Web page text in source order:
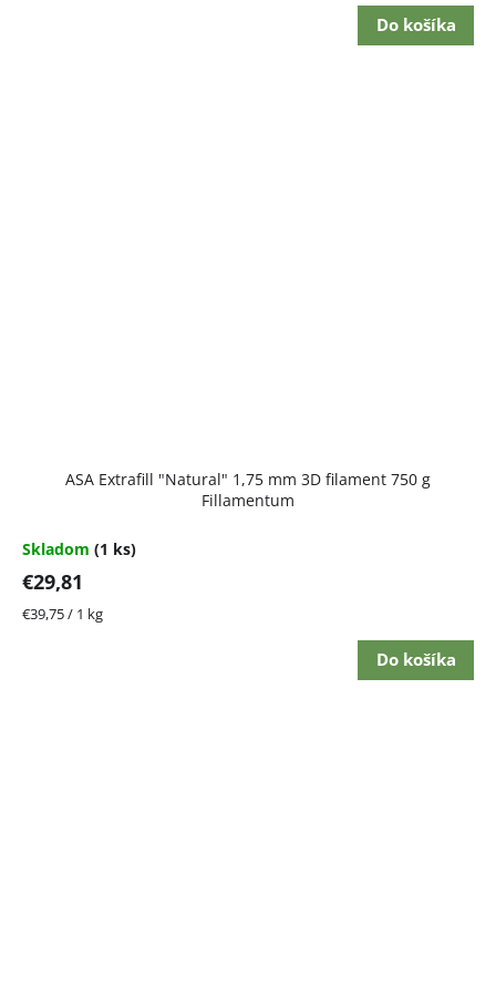
Do košíka
ASA Extrafill "Natural" 1,75 mm 3D filament 750 g
Fillamentum
Skladom (1 ks)
€29,81
Jednotková
€39,75 / 1 kg
Do košíka